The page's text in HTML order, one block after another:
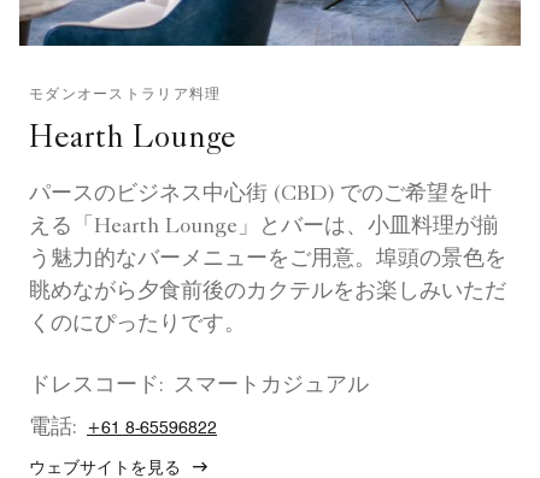
モダンオーストラリア料理
Hearth Lounge
パースのビジネス中心街 (CBD) でのご希望を叶
える「Hearth Lounge」とバーは、小皿料理が揃
う魅力的なバーメニューをご用意。埠頭の景色を
眺めながら夕食前後のカクテルをお楽しみいただ
くのにぴったりです。
ドレスコード: スマートカジュアル
電話:
+61 8-65596822
ウェブサイトを見る